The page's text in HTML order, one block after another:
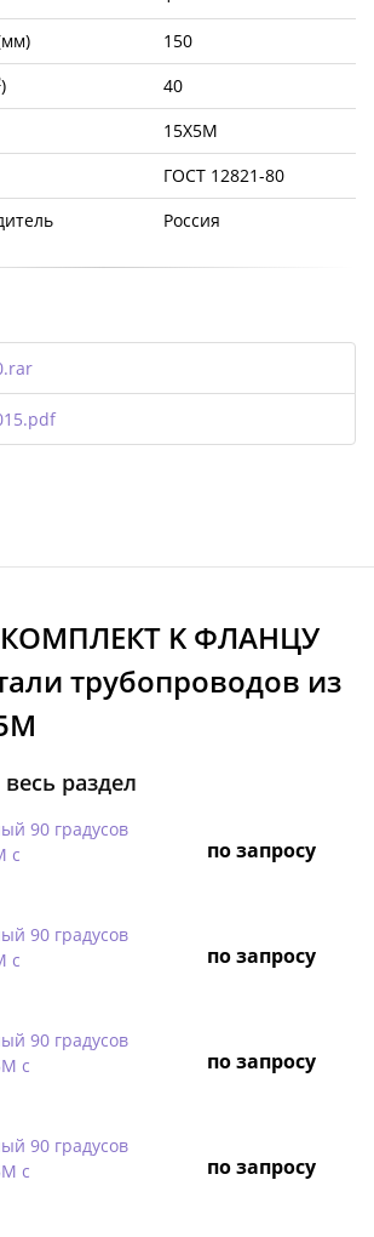
150
)
40
15Х5М
ГОСТ 12821-80
Россия
K ФЛАНЦУ
трубопроводов из
раздел
90 градусов
с
по запросу
90 градусов
с
по запросу
90 градусов
с
по запросу
90 градусов
с
по запросу